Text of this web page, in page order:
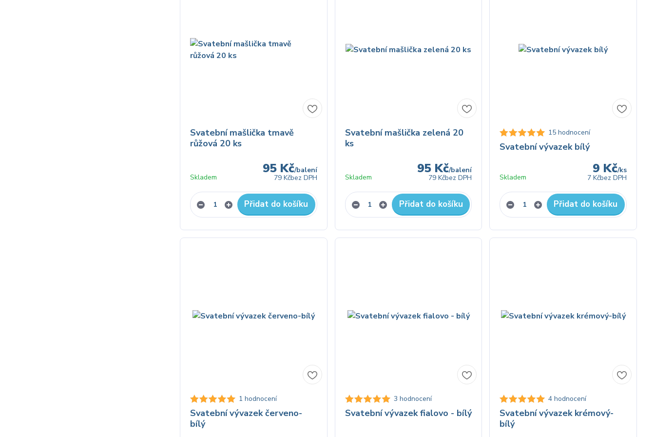
Svatební mašlička tmavě
růžová 20 ks
95 Kč/balení
79 Kčbez DPH
Skladem
Přidat do košíku
Svatební mašlička zelená 20
ks
95 Kč/balení
79 Kčbez DPH
Skladem
Přidat do košíku
15 hodnocení
Svatební vývazek bílý
9 Kč/ks
7 Kčbez DPH
Skladem
Přidat do košíku
1 hodnocení
Svatební vývazek červeno-
bílý
3 hodnocení
Svatební vývazek fialovo - bílý
4 hodnocení
Svatební vývazek krémový-
bílý